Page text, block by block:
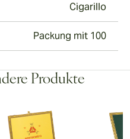
Cigarillo
Packung mit 100
Produkte